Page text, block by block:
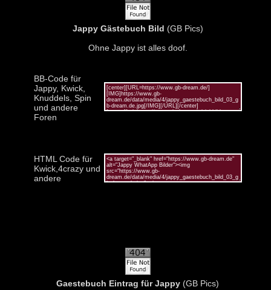
Jappy Gästebuch Bild (GB Pics)
Ohne Jappy ist alles doof.
BB-Code für
Jappy, Kwick,
Knuddels, Spin
und andere
Foren
HTML Code für
Kwick,4crazy und
andere
Gaestebuch Eintrag für Jappy (GB Pics)